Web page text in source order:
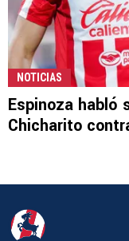
NOTICIAS
Espinoza habló
Chicharito